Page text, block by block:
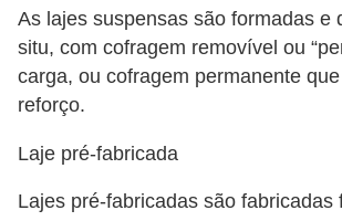
As lajes suspensas são formadas e
situ, com cofragem removível ou
carga, ou cofragem permanente
reforço.
Laje pré-fabricada
Lajes pré-fabricadas são fabricadas
a
s
p
a
r